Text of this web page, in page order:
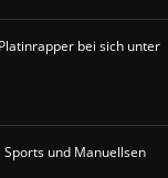
bei sich unter
Sports und Manuellsen